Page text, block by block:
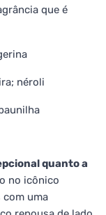
que é
néroli
quanto a
no icônico
com uma